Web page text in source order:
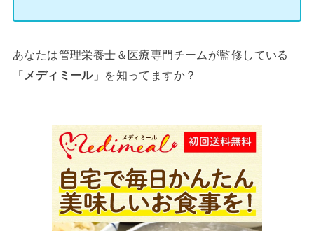
あなたは管理栄養士＆医療専門チームが監修している
「 メディミール」を知ってますか？